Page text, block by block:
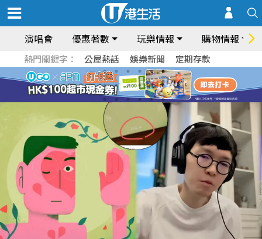
演唱會 優惠著數 玩樂情報 購物情報
熱門關鍵字： 公屋熱話 娛樂新聞 定期存款